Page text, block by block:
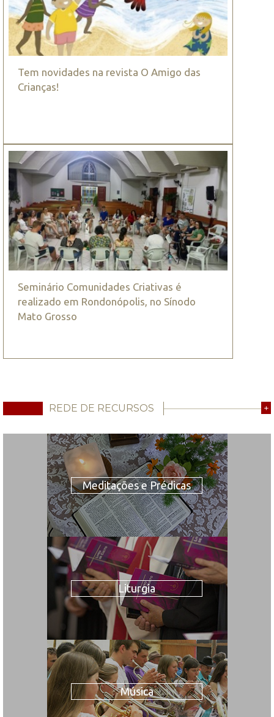
Tem novidades na revista O Amigo das
Crianças!
Seminário Comunidades Criativas é
realizado em Rondonópolis, no Sínodo
Mato Grosso
REDE DE RECURSOS +
Meditações e Prédicas
Liturgia
Música